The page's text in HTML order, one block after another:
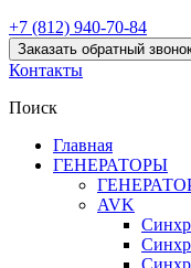
+7 (812) 940-70-84
Заказать обратный
Контакты
Поиск
Главная
ГЕНЕРАТОРЫ
AVK